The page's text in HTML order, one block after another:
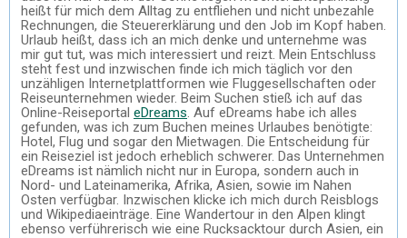
heißt für mich dem Alltag zu entfliehen und nicht unbezahle
Rechnungen, die Steuererklärung und den Job im Kopf haben.
Urlaub heißt, dass ich an mich denke und unternehme was
mir gut tut, was mich interessiert und reizt. Mein Entschluss
steht fest und inzwischen finde ich mich täglich vor den
unzähligen Internetplattformen wie Fluggesellschaften oder
Reiseunternehmen wieder. Beim Suchen stieß ich auf das
Online-Reiseportal eDreams. Auf eDreams habe ich alles
gefunden, was ich zum Buchen meines Urlaubes benötigte:
Hotel, Flug und sogar den Mietwagen. Die Entscheidung für
ein Reiseziel ist jedoch erheblich schwerer. Das Unternehmen
eDreams ist nämlich nicht nur in Europa, sondern auch in
Nord- und Lateinamerika, Afrika, Asien, sowie im Nahen
Osten verfügbar. Inzwischen klicke ich mich durch Reisblogs
und Wikipediaeinträge. Eine Wandertour in den Alpen klingt
ebenso verführerisch wie eine Rucksacktour durch Asien, ein